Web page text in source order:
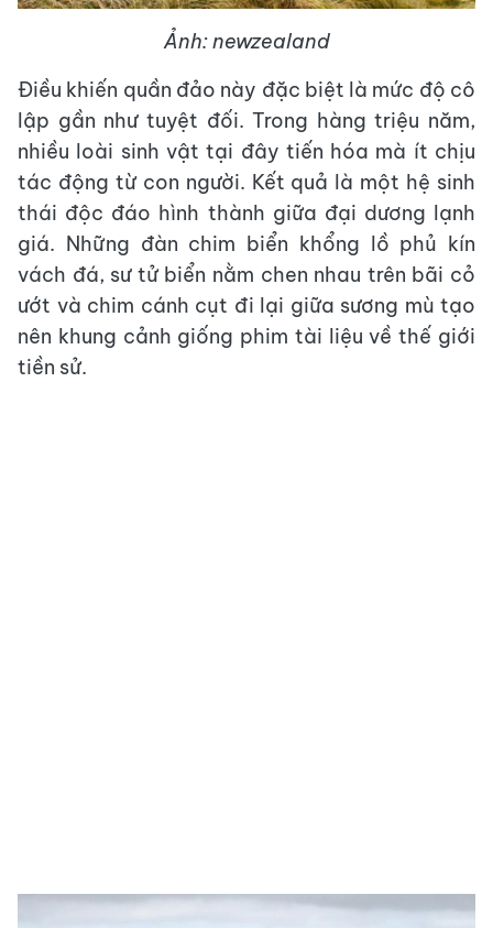
Ảnh: newzealand
Điều khiến quần đảo này đặc biệt là mức độ cô
lập gần như tuyệt đối. Trong hàng triệu năm,
nhiều loài sinh vật tại đây tiến hóa mà ít chịu
tác động từ con người. Kết quả là một hệ sinh
thái độc đáo hình thành giữa đại dương lạnh
giá. Những đàn chim biển khổng lồ phủ kín
vách đá, sư tử biển nằm chen nhau trên bãi cỏ
ướt và chim cánh cụt đi lại giữa sương mù tạo
nên khung cảnh giống phim tài liệu về thế giới
tiền sử.